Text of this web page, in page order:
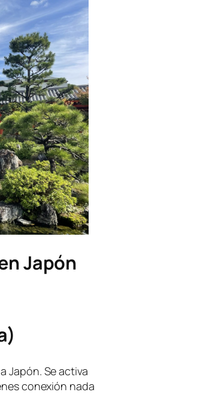
Japón
Japón. Se activa
conexión nada